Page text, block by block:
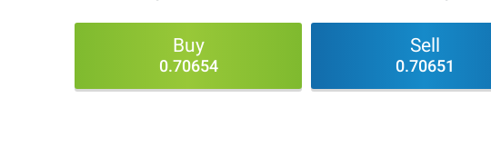
Buy
0.70654
Sell
0.70651